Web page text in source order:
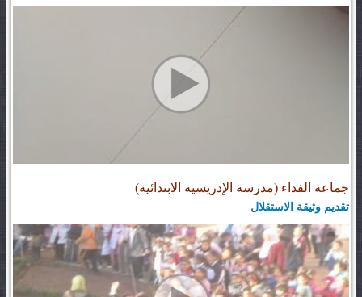
جماعة الفداء (مدرسة الإدريسية الابتدائية)
تقديم وثيقة الاستقلال